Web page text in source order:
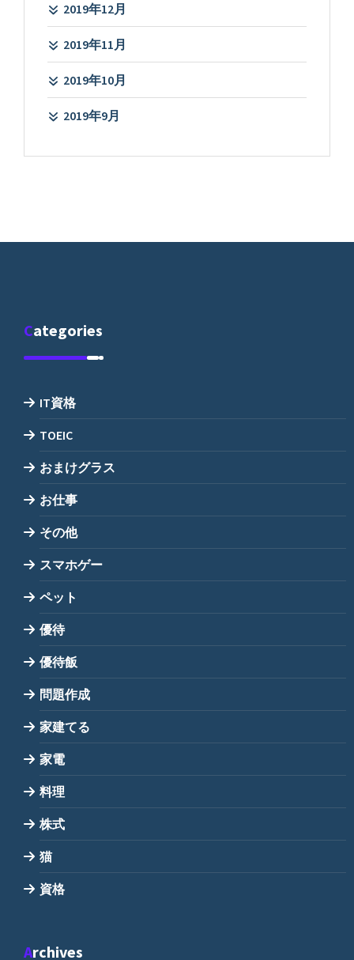
2019年12月
2019年11月
2019年10月
2019年9月
Categories
IT資格
TOEIC
おまけグラス
お仕事
その他
スマホゲー
ペット
優待
優待飯
問題作成
家建てる
家電
料理
株式
猫
資格
Archives